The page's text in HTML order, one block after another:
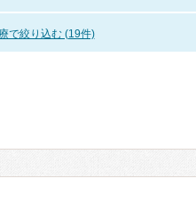
で絞り込む (19件)